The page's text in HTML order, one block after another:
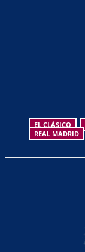
EL CLÁSICO
REAL MADRID